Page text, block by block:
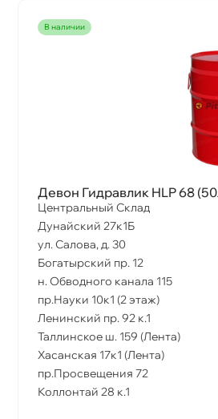
наличии
Девон Гидравлик HLP 68
Центральный Склад
Дунайский 27к1Б
ул. Салова, д. 30
Богатырский пр. 12
н. Обводного канала 115
пр.Науки 10к1 (2 этаж)
Ленинский пр. 92 к.1
Таллинское ш. 159 (Лента)
Хасанская 17к1 (Лента)
пр.Просвещения 72
Коллонтай 28 к.1